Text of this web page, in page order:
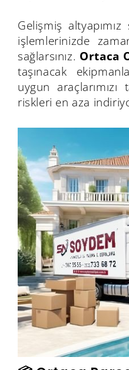
Gelişmiş
işlemlerinizde
sağlarsınız. Ortaca
taşınacak
uygun
riskleri en aza